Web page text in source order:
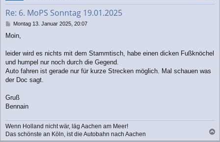
Re: 6. MoPS Sonntag 19.01.2025
B
i
r
a
Montag 13. Januar 2025, 20:07
Moin,
leider wird es nichts mit dem Stammtisch, habe einen dicken Fußknöchel
und humpel nur noch durch die Gegend.
Auto fahren ist gerade nur für kurze Strecken möglich. Mal schauen was
der Doc sagt.
Gruß
Bennain
Wenn Holland nicht wär, läg Aachen am Meer!
Das schönste an Köln, ist die Autobahn nach Aachen
a